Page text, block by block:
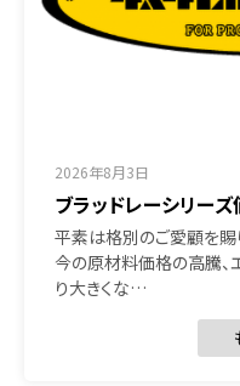
2026年8月3日
ブラッドレーシリー
平素は格別のご愛顧を賜
今の原材料価格の高騰、
り大きくな…